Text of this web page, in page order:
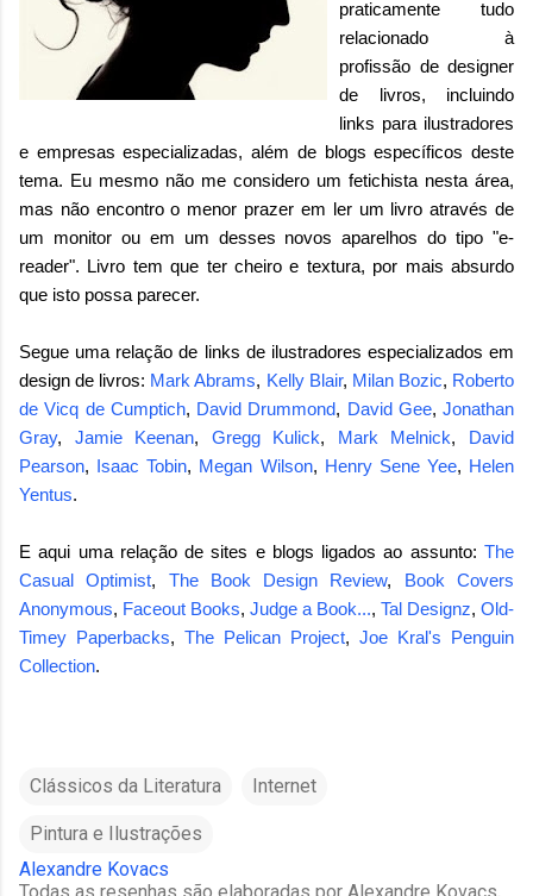
praticamente tudo
relacionado à
profissão de designer
de livros, incluindo
links para ilustradores
e empresas especializadas, além de blogs específicos deste
tema. Eu mesmo não me considero um fetichista nesta área,
mas não encontro o menor prazer em ler um livro através de
um monitor ou em um desses novos aparelhos do tipo "e-
reader". Livro tem que ter cheiro e textura, por mais absurdo
que isto possa parecer.
Segue uma relação de links de ilustradores especializados em
design de livros: Mark Abrams, Kelly Blair, Milan Bozic, Roberto
de Vicq de Cumptich, David Drummond, David Gee, Jonathan
Gray, Jamie Keenan, Gregg Kulick, Mark Melnick, David
Pearson, Isaac Tobin, Megan Wilson, Henry Sene Yee, Helen
Yentus.
E aqui uma relação de sites e blogs ligados ao assunto: The
Casual Optimist, The Book Design Review, Book Covers
Anonymous, Faceout Books, Judge a Book..., Tal Designz, Old-
Timey Paperbacks, The Pelican Project, Joe Kral's Penguin
Collection.
Clássicos da Literatura Internet
Pintura e Ilustrações
Alexandre Kovacs
Todas as resenhas são elaboradas por Alexandre Kovacs,